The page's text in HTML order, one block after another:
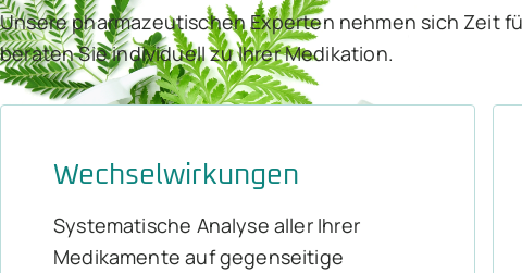
Unsere pharmazeutischen Experten nehmen sich Zeit
beraten Sie individuell zu Ihrer Medikation.
Wechselwirkungen
Systematische Analyse aller Ihrer
Medikamente auf gegenseitige